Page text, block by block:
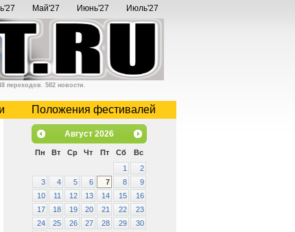
Май'27 Июнь'27 Июль'27
переходов. 582 новости .
Положения фестивалей
Август 2026
Пн Вт Ср Чт Пт Сб
Вс
1
2
3
4 5 6 7 8
9
10
11 12 13 14 15
16
17
18 19 20 21 22
23
24
25 26 27 28 29
30